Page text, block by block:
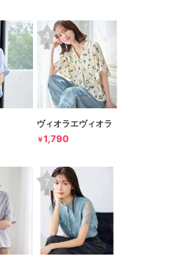
ヴィオラエヴィオラ
￥1,790